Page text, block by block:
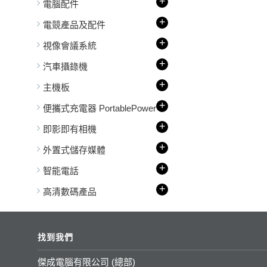
電腦配件
電競產品及配件 +
視像會議系統 +
汽車攝錄機 +
主機板 +
便攜式充電器 PortablePower +
即影即有相機 +
外置式儲存媒體 +
智能電話 +
高清數碼產品 +
找到我們
傑成電腦有限公司 (總部)